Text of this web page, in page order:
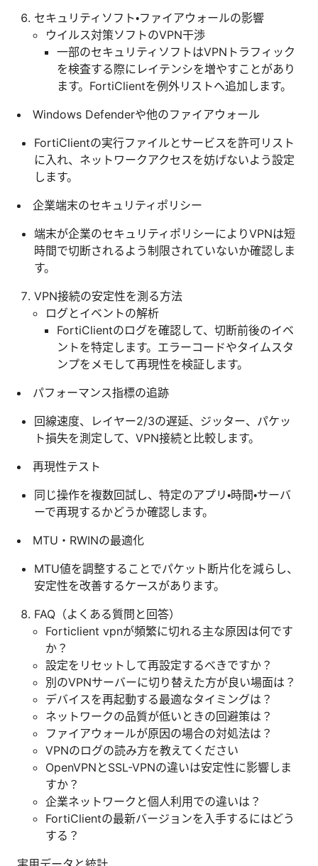
セキュリティソフト・ファイアウォールの影響
ウイルス対策ソフトのVPN干渉
一部のセキュリティソフトはVPNトラフィック
を検査する際にレイテンシを増やすことがあり
ます。FortiClientを例外リストへ追加します。
Windows Defenderや他のファイアウォール
FortiClientの実行ファイルとサービスを許可リスト
に入れ、ネットワークアクセスを妨げないよう設定
します。
企業端末のセキュリティポリシー
端末が企業のセキュリティポリシーによりVPNは短
時間で切断されるよう制限されていないか確認しま
す。
VPN接続の安定性を測る方法
ログとイベントの解析
FortiClientのログを確認して、切断前後のイベ
ントを特定します。エラーコードやタイムスタ
ンプをメモして再現性を検証します。
パフォーマンス指標の追跡
回線速度、レイヤー2/3の遅延、ジッター、パケッ
ト損失を測定して、VPN接続と比較します。
再現性テスト
同じ操作を複数回試し、特定のアプリ・時間・サーバ
ーで再現するかどうか確認します。
MTU・RWINの最適化
MTU値を調整することでパケット断片化を減らし、
安定性を改善するケースがあります。
FAQ（よくある質問と回答）
Forticlient vpnが頻繁に切れる主な原因は何です
か？
設定をリセットして再設定するべきですか？
別のVPNサーバーに切り替えた方が良い場面は？
デバイスを再起動する最適なタイミングは？
ネットワークの品質が低いときの回避策は？
ファイアウォールが原因の場合の対処法は？
VPNのログの読み方を教えてください
OpenVPNとSSL-VPNの違いは安定性に影響しま
すか？
企業ネットワークと個人利用での違いは？
FortiClientの最新バージョンを入手するにはどう
する？